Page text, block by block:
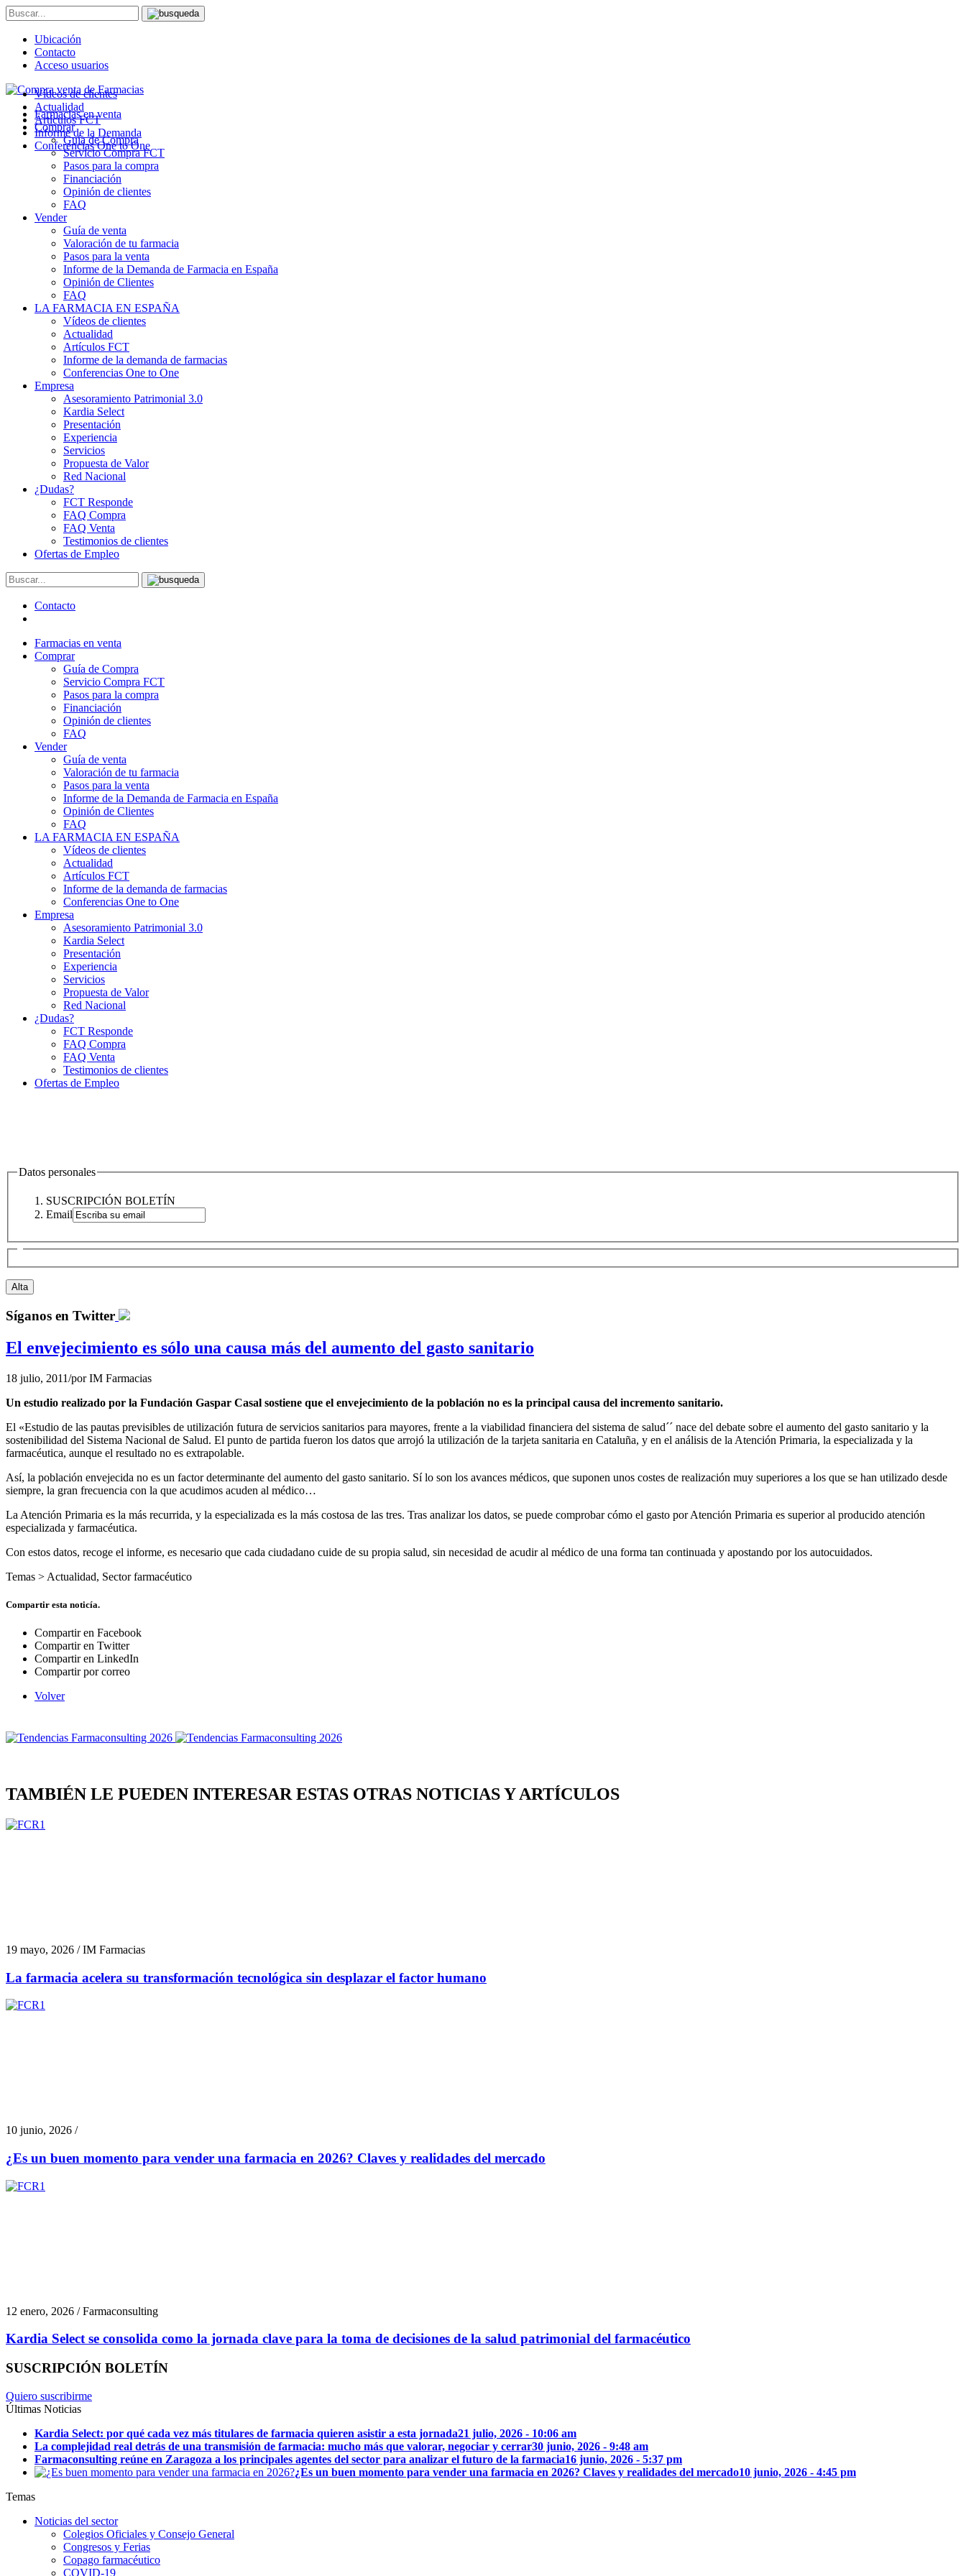
Ubicación
Contacto
Acceso usuarios
Farmacias en venta
Comprar
Guía de Compra
Servicio Compra FCT
Pasos para la compra
Financiación
Opinión de clientes
FAQ
Vender
Guía de venta
Valoración de tu farmacia
Pasos para la venta
Informe de la Demanda de Farmacia en España
Opinión de Clientes
FAQ
LA FARMACIA EN ESPAÑA
Vídeos de clientes
Actualidad
Artículos FCT
Informe de la demanda de farmacias
Conferencias One to One
Empresa
Asesoramiento Patrimonial 3.0
Kardia Select
Presentación
Experiencia
Servicios
Propuesta de Valor
Red Nacional
¿Dudas?
FCT Responde
FAQ Compra
FAQ Venta
Testimonios de clientes
Ofertas de Empleo
Contacto
Farmacias en venta
Comprar
Guía de Compra
Servicio Compra FCT
Pasos para la compra
Financiación
Opinión de clientes
FAQ
Vender
Guía de venta
Valoración de tu farmacia
Pasos para la venta
Informe de la Demanda de Farmacia en España
Opinión de Clientes
FAQ
LA FARMACIA EN ESPAÑA
Vídeos de clientes
Actualidad
Artículos FCT
Informe de la demanda de farmacias
Conferencias One to One
Empresa
Asesoramiento Patrimonial 3.0
Kardia Select
Presentación
Experiencia
Servicios
Propuesta de Valor
Red Nacional
¿Dudas?
FCT Responde
FAQ Compra
FAQ Venta
Testimonios de clientes
Ofertas de Empleo
Vídeos de clientes
Actualidad
Artículos FCT
Informe de la Demanda
Conferencias One to One
Datos personales
SUSCRIPCIÓN BOLETÍN
Email
Síganos en Twitter
El envejecimiento es sólo una causa más del aumento del gasto sanitario
18 julio, 2011/porIM Farmacias
Un estudio realizado por la Fundación Gaspar Casal sostiene que el envejecimiento de la población no es la principal causa del incremento sanitario.
El «Estudio de las pautas previsibles de utilización futura de servicios sanitarios para mayores, frente a la viabilidad financiera del sistema de salud´´ nace del debate sobre el aumento del gasto sanitario y la
sostenibilidad del Sistema Nacional de Salud. El punto de partida fueron los datos que arrojó la utilización de la tarjeta sanitaria en Cataluña, y en el análisis de la Atención Primaria, la especializada y la
farmacéutica, aunque el resultado no es extrapolable.
Así, la población envejecida no es un factor determinante del aumento del gasto sanitario. Sí lo son los avances médicos, que suponen unos costes de realización muy superiores a los que se han utilizado desde
siempre, la gran frecuencia con la que acudimos acuden al médico…
La Atención Primaria es la más recurrida, y la especializada es la más costosa de las tres. Tras analizar los datos, se puede comprobar cómo el gasto por Atención Primaria es superior al producido atención
especializada y farmacéutica.
Con estos datos, recoge el informe, es necesario que cada ciudadano cuide de su propia salud, sin necesidad de acudir al médico de una forma tan continuada y apostando por los autocuidados.
Temas > Actualidad, Sector farmacéutico
Compartir esta noticía.
Compartir en Facebook
Compartir en Twitter
Compartir en LinkedIn
Compartir por correo
Volver
TAMBIÉN LE PUEDEN INTERESAR ESTAS OTRAS NOTICIAS Y ARTÍCULOS
19 mayo, 2026 / IM Farmacias
La farmacia acelera su transformación tecnológica sin desplazar el factor humano
10 junio, 2026 /
¿Es un buen momento para vender una farmacia en 2026? Claves y realidades del mercado
12 enero, 2026 / Farmaconsulting
Kardia Select se consolida como la jornada clave para la toma de decisiones de la salud patrimonial del farmacéutico
SUSCRIPCIÓN BOLETÍN
Quiero suscribirme
Últimas Noticias
Kardia Select: por qué cada vez más titulares de farmacia quieren asistir a esta jornada21 julio, 2026 - 10:06 am
La complejidad real detrás de una transmisión de farmacia: mucho más que valorar, negociar y cerrar30 junio, 2026 - 9:48 am
Farmaconsulting reúne en Zaragoza a los principales agentes del sector para analizar el futuro de la farmacia16 junio, 2026 - 5:37 pm
¿Es un buen momento para vender una farmacia en 2026? Claves y realidades del mercado10 junio, 2026 - 4:45 pm
Temas
Noticias del sector
Colegios Oficiales y Consejo General
Congresos y Ferias
Copago farmacéutico
COVID-19